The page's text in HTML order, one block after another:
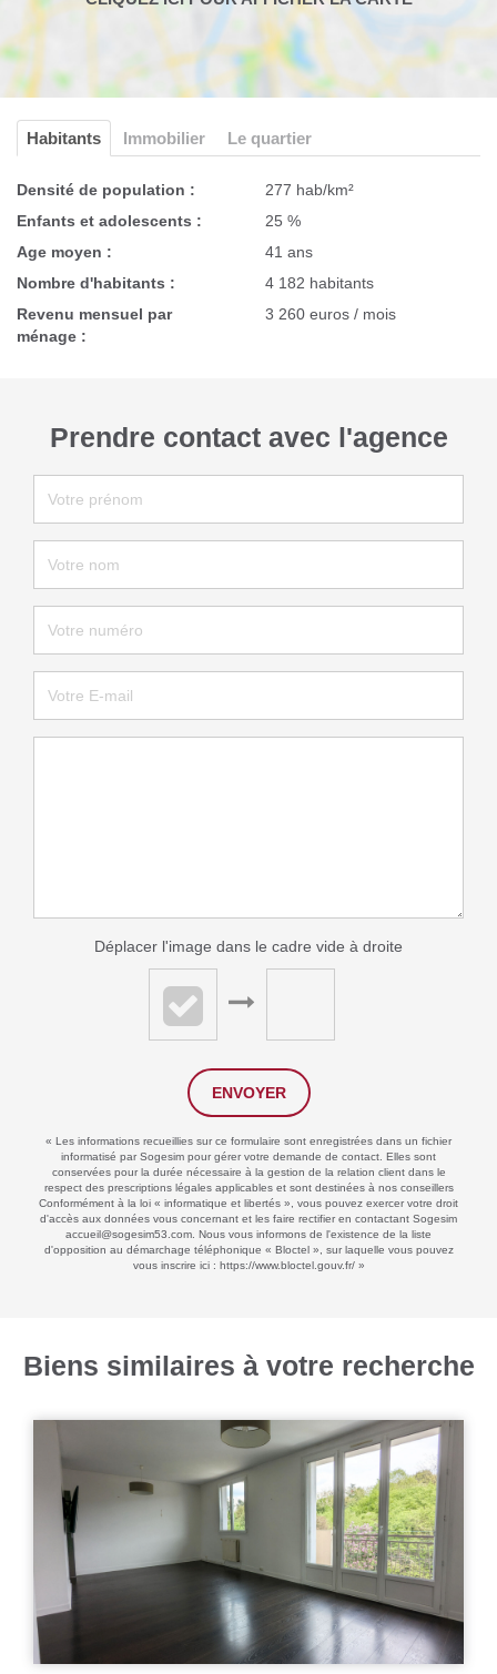
Habitants Immobilier Le quartier
Densité de population :
277 hab/km²
Enfants et adolescents :
25 %
Age moyen :
41 ans
Nombre d'habitants :
4 182 habitants
Revenu mensuel par
ménage :
3 260 euros / mois
Prendre contact avec l'agence
Déplacer l'image dans le cadre vide à droite
ENVOYER
« Les informations recueillies sur ce formulaire sont enregistrées dans un fichier
informatisé par Sogesim pour gérer votre demande de contact. Elles sont
conservées pour la durée nécessaire à la gestion de la relation client dans le
respect des prescriptions légales applicables et sont destinées à nos conseillers
Conformément à la loi « informatique et libertés », vous pouvez exercer votre droit
d'accès aux données vous concernant et les faire rectifier en contactant Sogesim
accueil@sogesim53.com. Nous vous informons de l'existence de la liste
d'opposition au démarchage téléphonique « Bloctel », sur laquelle vous pouvez
vous inscrire ici : https://www.bloctel.gouv.fr/»
Biens similaires à votre recherche